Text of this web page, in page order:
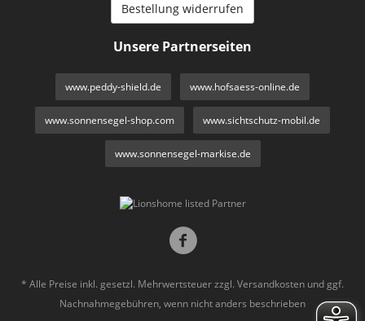
Bestellung widerrufen
Unsere Partnerseiten
www.peddy-shield.de www.hofsaess-online.de
www.sonnensegel-shop.com www.sichtschutz-mobil.de
www.sonnensegel-markise.de
* Alle Preise inkl. gesetzl. Mehrwertsteuer zzgl. Versandkosten und ggf.
Nachnahmegebühren, wenn nicht anders beschrieben